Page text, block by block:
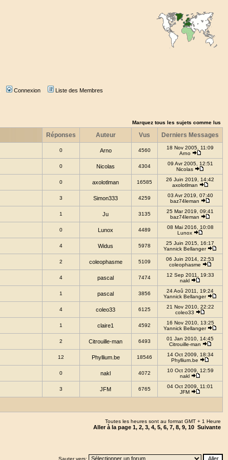
Connexion Liste des Membres
Marquez tous les sujets comme lus
Réponses Auteur Vus Derniers Messages
0 Arno 4560
18 Nov 2005, 11:09
Arno
0 Nicolas 4304
09 Avr 2005, 12:51
Nicolas
0 axolotlman 16585
26 Juin 2019, 14:42
axolotlman
3 Simon333 4259
03 Avr 2019, 07:40
baz74leman
1 Ju 3135
25 Mar 2019, 09:41
baz74leman
0 Lunox 4489
08 Mai 2016, 10:08
Lunox
4 Widus 5978
25 Juin 2015, 16:17
Yannick Bellanger
2 coleophasme 5109
06 Juin 2014, 22:53
coleophasme
4 pascal 7474
12 Sep 2011, 19:33
nakl
1 pascal 3856
24 Aoû 2011, 19:24
Yannick Bellanger
4 coleo33 6125
21 Nov 2010, 22:22
coleo33
1 claire1 4592
16 Nov 2010, 13:25
Yannick Bellanger
2 Citrouille-man 6493
01 Jan 2010, 14:45
Citrouille-man
12 Phyllium.be 18546
14 Oct 2009, 18:34
Phyllium.be
0 nakl 4072
10 Oct 2009, 12:59
nakl
3 JFM 6765
04 Oct 2009, 11:01
JFM
Toutes les heures sont au format GMT + 1 Heure
Aller à la page 1, 2, 3, 4, 5, 6, 7, 8, 9, 10 Suivante
Sauter vers: